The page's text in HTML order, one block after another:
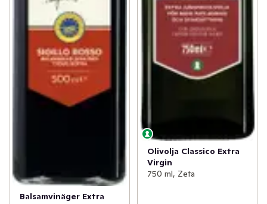
Balsamvinäger Extra
Olivolja Classico Extra
Virgin
750 ml, Zeta